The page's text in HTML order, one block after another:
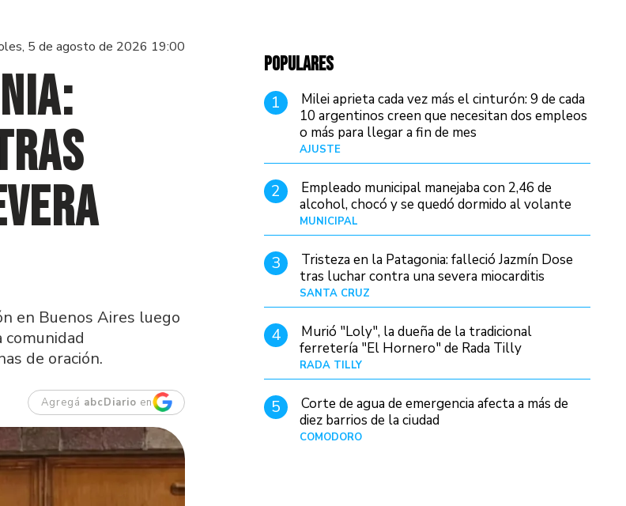
5 de agosto de 2026 19:00
en Buenos Aires luego
comunidad
de oración.
Agregá abcDiario en
POPULARES
1
Milei aprieta cada vez más el cinturón: 9 de cada
10 argentinos creen que necesitan dos empleos
o más para llegar a fin de mes
AJUSTE
2
Empleado municipal manejaba con 2,46 de
alcohol, chocó y se quedó dormido al volante
MUNICIPAL
3
Tristeza en la Patagonia: falleció Jazmín Dose
tras luchar contra una severa miocarditis
SANTA CRUZ
4
Murió "Loly", la dueña de la tradicional
ferretería "El Hornero" de Rada Tilly
RADA TILLY
5
Corte de agua de emergencia afecta a más de
diez barrios de la ciudad
COMODORO